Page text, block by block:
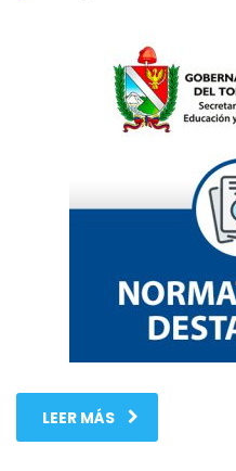
LEER MÁS